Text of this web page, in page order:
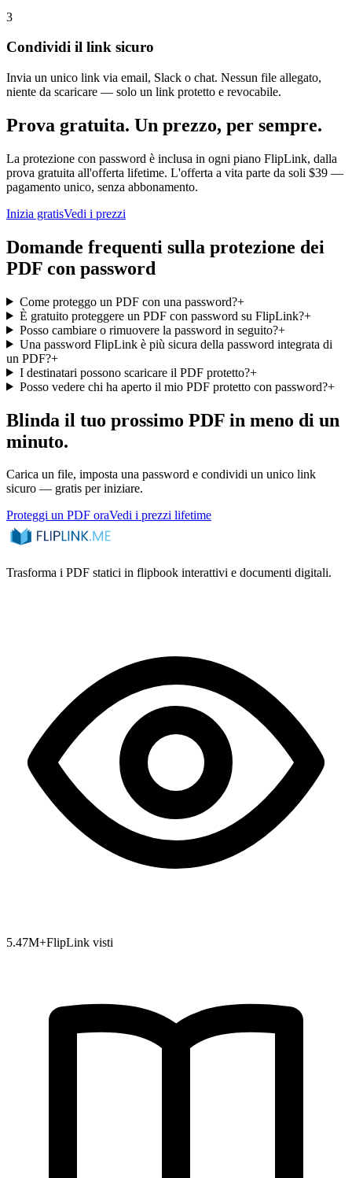
3
Condividi il link sicuro
Invia un unico link via email, Slack o chat. Nessun file allegato,
niente da scaricare — solo un link protetto e revocabile.
Prova gratuita. Un prezzo, per sempre.
La protezione con password è inclusa in ogni piano FlipLink, dalla
prova gratuita all'offerta lifetime. L'offerta a vita parte da soli $39 —
pagamento unico, senza abbonamento.
Inizia gratisVedi i prezzi
Domande frequenti sulla protezione dei
PDF con password
Come proteggo un PDF con una password?+
È gratuito proteggere un PDF con password su FlipLink?+
Posso cambiare o rimuovere la password in seguito?+
Una password FlipLink è più sicura della password integrata di
un PDF?+
I destinatari possono scaricare il PDF protetto?+
Posso vedere chi ha aperto il mio PDF protetto con password?+
Blinda il tuo prossimo PDF in meno di un
minuto.
Carica un file, imposta una password e condividi un unico link
sicuro — gratis per iniziare.
Proteggi un PDF oraVedi i prezzi lifetime
Trasforma i PDF statici in flipbook interattivi e documenti digitali.
5.47M+FlipLink visti